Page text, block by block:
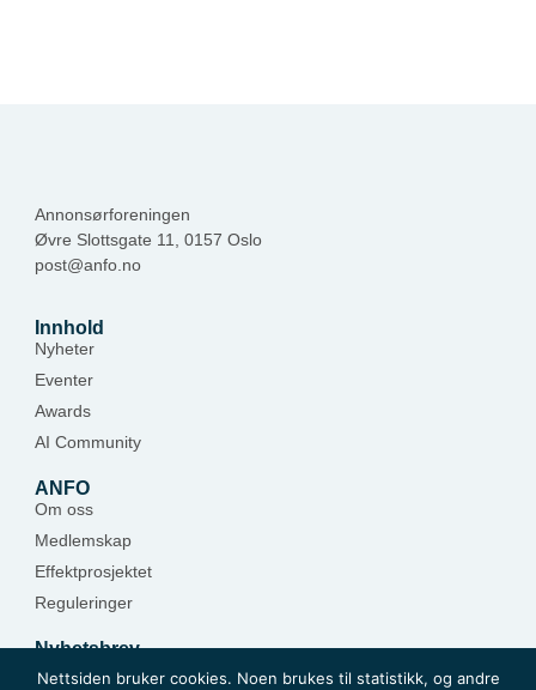
Annonsørforeningen
Øvre Slottsgate 11, 0157 Oslo
post@anfo.no
Innhold
Nyheter
Eventer
Awards
AI Community
ANFO
Om oss
Medlemskap
Effektprosjektet
Reguleringer
Nyhetsbrev
Hold deg oppdatert — meld deg på.
Nettsiden bruker cookies. Noen brukes til statistikk, og andre